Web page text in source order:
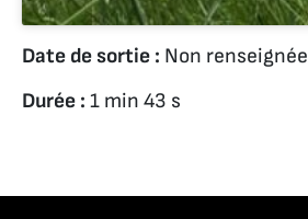
Date de sortie : Non renseignée
Durée : 1 min 43 s